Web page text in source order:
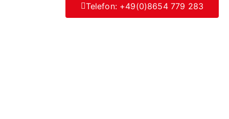
Telefon: +49(0)8654 779 283